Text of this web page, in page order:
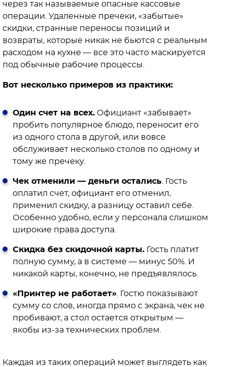
через так называемые опасные кассовые
операции. Удаленные пречеки, «забытые»
скидки, странные переносы позиций и
возвраты, которые никак не бьются с реальным
расходом на кухне — все это часто маскируется
под обычные рабочие процессы.
Вот несколько примеров из практики:
Один счет на всех. Официант «забывает»
пробить популярное блюдо, переносит его
из одного стола в другой, или вовсе
обслуживает несколько столов по одному и
тому же пречеку.
Чек отменили — деньги остались . Гость
оплатил счет, официант его отменил,
применил скидку, а разницу оставил себе.
Особенно удобно, если у персонала слишком
широкие права доступа.
Скидка без скидочной карты. Гость платит
полную сумму, а в системе — минус 50%. И
никакой карты, конечно, не предъявлялось.
«Принтер не работает» . Гостю показывают
сумму со слов, иногда прямо с экрана, чек не
пробивают, а стол остается открытым —
якобы из-за технических проблем.
Каждая из таких операций может выглядеть как